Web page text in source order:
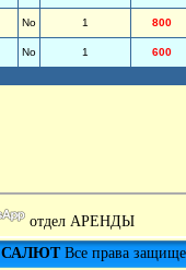
No 1 800
No 1 600
отдел АРЕНДЫ
САЛЮТВсе права